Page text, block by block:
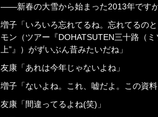
――新春の大雪から始まった2013年です
増子「いろいろ忘れてるね。忘れてるの
モン（ツアー『DOHATSUTEN三十路（
上”』）がずいぶん昔みたいだね」
友康「あれは今年じゃないよね」
増子「ないよね。これ、嘘だよ。この資料
友康「間違ってるよね(笑)」